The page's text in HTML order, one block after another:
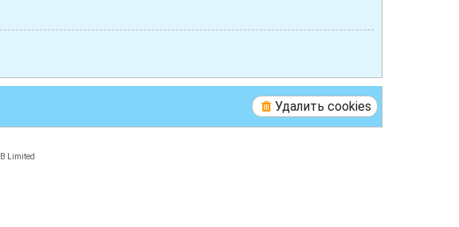
Удалить cookies
Limited